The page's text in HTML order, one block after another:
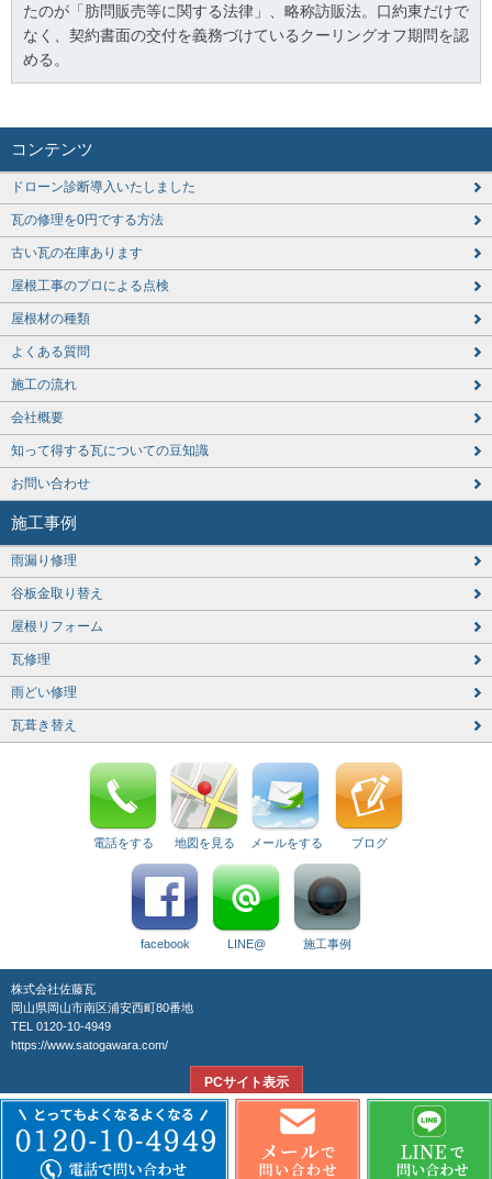
たのが「肪問販売等に関する法律」、略称訪販法。口約東だけで
なく、契約書面の交付を義務づけているクーリングオフ期問を認
める。
コンテンツ
ドローン診断導入いたしました
瓦の修理を0円でする方法
古い瓦の在庫あります
屋根工事のプロによる点検
屋根材の種類
よくある質問
施工の流れ
会社概要
知って得する瓦についての豆知識
お問い合わせ
施工事例
雨漏り修理
谷板金取り替え
屋根リフォーム
瓦修理
雨どい修理
瓦葺き替え
電話をする 地図を見る メールをする ブログ
facebook LINE@ 施工事例
株式会社佐藤瓦
岡山県岡山市南区浦安西町80番地
TEL 0120-10-4949
https://www.satogawara.com/
PCサイト表示
© 2026 株式会社佐藤瓦 All Rights Reserved.